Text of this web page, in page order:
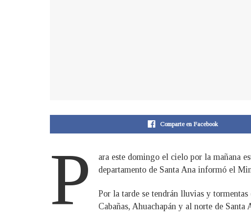
Comparte en Facebook
P
ara este domingo el cielo por la mañana
departamento de Santa Ana informó el
Por la tarde se tendrán lluvias y
Cabañas, Ahuachapán y al norte de Santa